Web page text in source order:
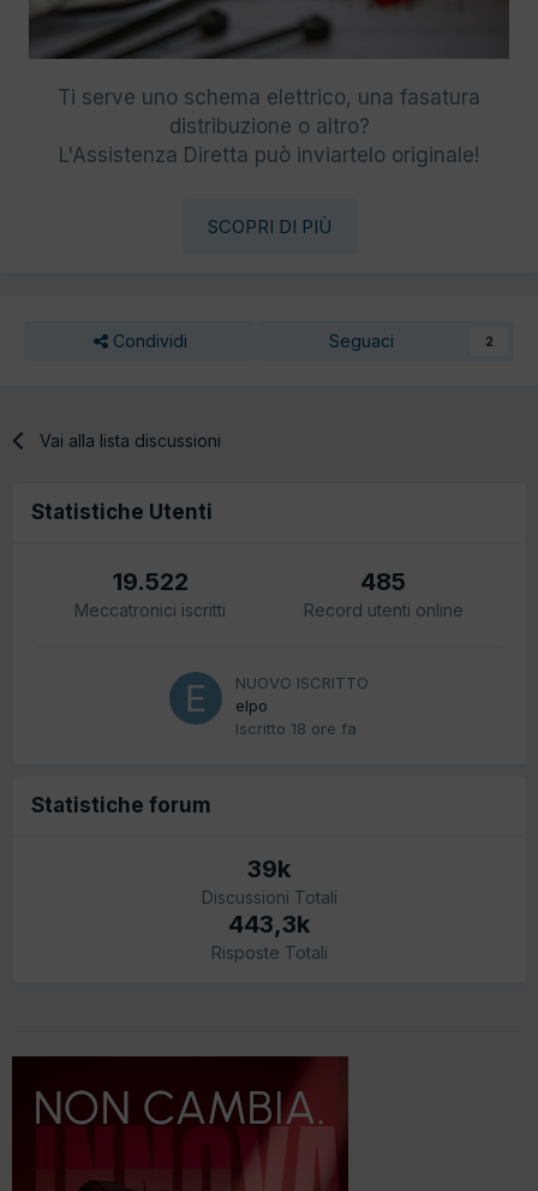
Ti serve uno schema elettrico, una fasatura
distribuzione o altro?
L'Assistenza Diretta può inviartelo originale!
SCOPRI DI PIÙ
Condividi Seguaci 2
Vai alla lista discussioni
Statistiche Utenti
19.522
Meccatronici iscritti
485
Record utenti online
NUOVO ISCRITTO
elpo
Iscritto 18 ore fa
Statistiche forum
39k
Discussioni Totali
443,3k
Risposte Totali